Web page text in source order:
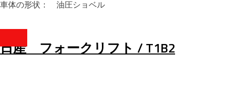
車体の形状： 油圧ショベル
日産 フォークリフト / T1B2